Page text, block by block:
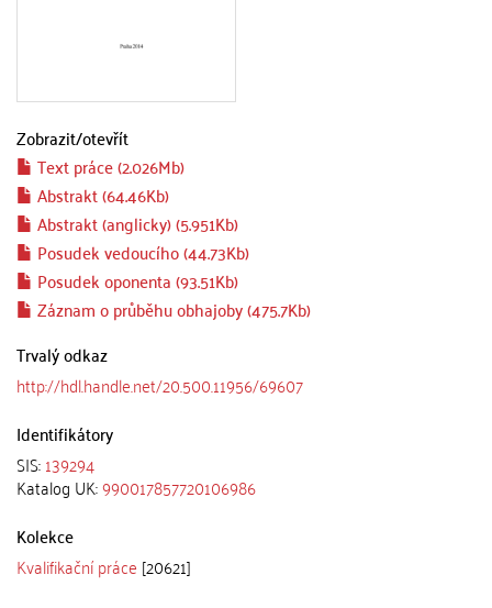
Zobrazit/otevřít
Text práce (2.026Mb)
Abstrakt (64.46Kb)
Abstrakt (anglicky) (5.951Kb)
Posudek vedoucího (44.73Kb)
Posudek oponenta (93.51Kb)
Záznam o průběhu obhajoby (475.7Kb)
Trvalý odkaz
http://hdl.handle.net/20.500.11956/69607
Identifikátory
SIS:139294
Katalog UK:990017857720106986
Kolekce
Kvalifikační práce [20621]